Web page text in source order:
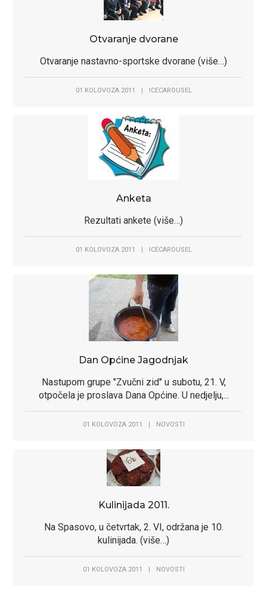
Otvaranje dvorane
Otvaranje nastavno-sportske dvorane (više…)
01 KOLOVOZA 2011 ICECAROUSEL
Anketa
Rezultati ankete (više…)
01 KOLOVOZA 2011 ICECAROUSEL
Dan Općine Jagodnjak
Nastupom grupe "Zvučni zid" u subotu, 21. V,
otpočela je proslava Dana Općine. U nedjelju,...
01 KOLOVOZA 2011 NOVOSTI
Kulinijada 2011.
Na Spasovo, u četvrtak, 2. VI, održana je 10.
kulinijada. (više…)
01 KOLOVOZA 2011 NOVOSTI